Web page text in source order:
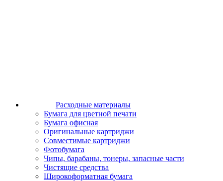
Расходные материалы
Бумага для цветной печати
Бумага офисная
Оригинальные картриджи
Совместимые картриджи
Фотобумага
Чипы, барабаны, тонеры, запасные части
Чистящие средства
Широкоформатная бумага